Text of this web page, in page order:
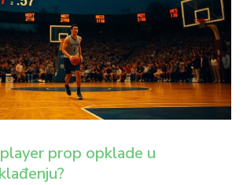
prop opklade u